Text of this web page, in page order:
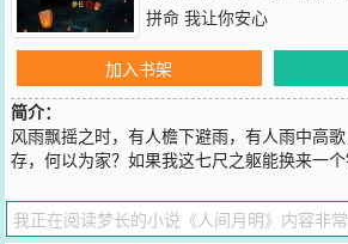
拼命 我让你安心
加入书架
简介：
风雨飘摇之时，有人檐下避雨，有人雨中高
存，何以为家？如果我这七尺之躯能换来一
您要是觉得《人间月明》还不错的话请不要
里的朋友推荐哦！